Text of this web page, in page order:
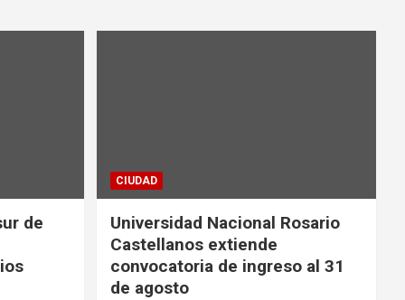
de
CIUDAD
Universidad Nacional Rosario
Castellanos extiende
convocatoria de ingreso al 31
de agosto